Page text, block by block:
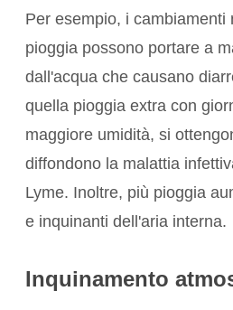
Per esempio, i cambiamenti
pioggia possono portare a
dall'acqua che causano
quella pioggia extra con
maggiore umidità, si
diffondono la malattia
Lyme. Inoltre, più pioggia
e inquinanti dell'aria interna.
Inquinamento